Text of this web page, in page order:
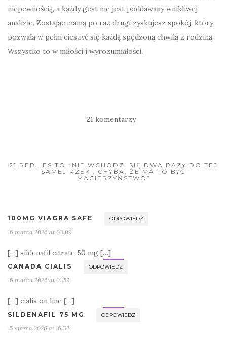
niepewnością, a każdy gest nie jest poddawany wnikliwej
analizie. Zostając mamą po raz drugi zyskujesz spokój, który
pozwala w pełni cieszyć się każdą spędzoną chwilą z rodziną.
Wszystko to w miłości i wyrozumiałości.
21 komentarzy
21 REPLIES TO “NIE WCHODZI SIĘ DWA RAZY DO TEJ
SAMEJ RZEKI, CHYBA, ŻE MA TO BYĆ
MACIERZYŃSTWO”
100MG VIAGRA SAFE ODPOWIEDZ
16 marca 2026 at 03:09
[…] sildenafil citrate 50 mg […]
CANADA CIALIS ODPOWIEDZ
16 marca 2026 at 01:59
[…] cialis on line […]
SILDENAFIL 75 MG ODPOWIEDZ
15 marca 2026 at 16:36